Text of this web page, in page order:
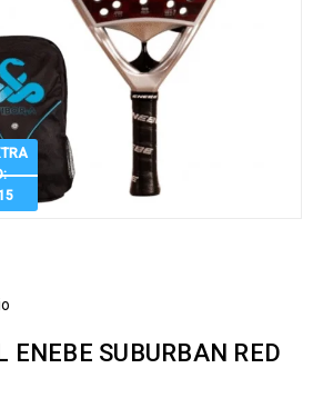
ENEBE SUBURBAN RED